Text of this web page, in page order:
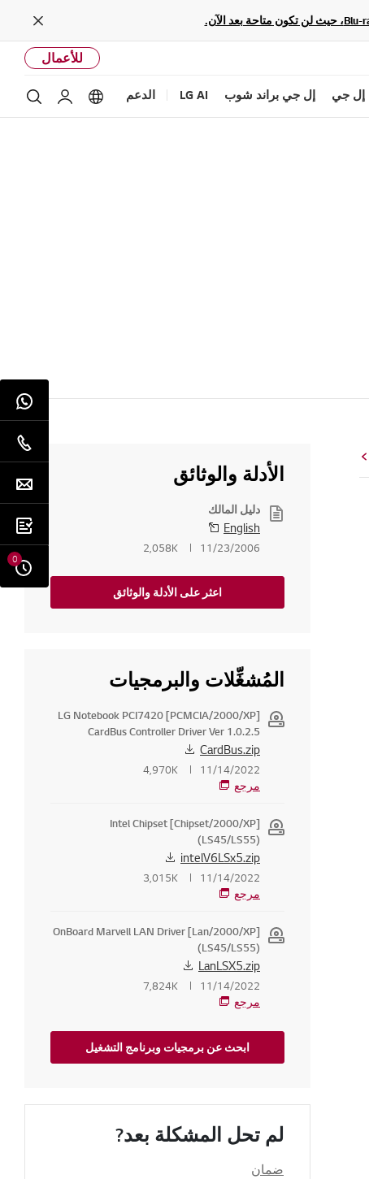
Close
للأعمال
إل جي إل جي براند شوب LG AI الدعم optionsحساب
الأدلة والوثائق
دليل المالك
English
11/23/2006
2,058K
اعثر على الأدلة والوثائق
المُشغِّلات والبرمجيات
[PCMCIA/2000/XP] LG Notebook PCI7420
CardBus Controller Driver Ver 1.0.2.5
CardBus.zip
11/14/2022
4,970K
مرجع
[Chipset/2000/XP] Intel Chipset
(LS45/LS55)
intelV6LSx5.zip
11/14/2022
3,015K
مرجع
[Lan/2000/XP] OnBoard Marvell LAN Driver
(LS45/LS55)
LanLSX5.zip
11/14/2022
7,824K
مرجع
ابحث عن برمجيات وبرنامج التشغيل
لم تحل المشكلة بعد?
ضمان
0